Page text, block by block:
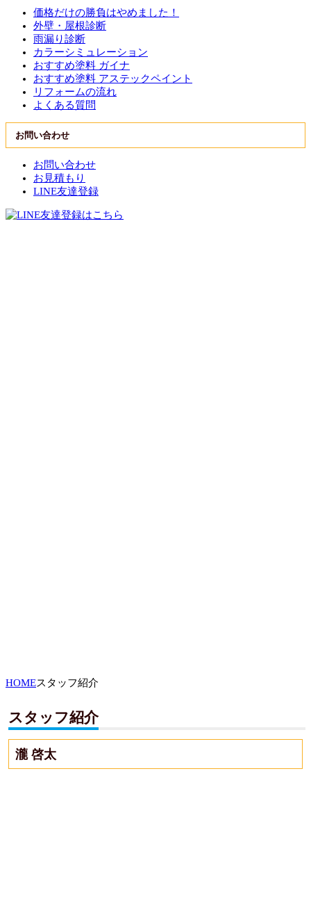
価格だけの勝負はやめました！
外壁・屋根診断
雨漏り診断
カラーシミュレーション
おすすめ塗料 ガイナ
おすすめ塗料 アステックペイント
リフォームの流れ
よくある質問
お問い合わせ
お問い合わせ
お見積もり
LINE友達登録
HOMEスタッフ紹介
スタッフ紹介
瀧 啓太